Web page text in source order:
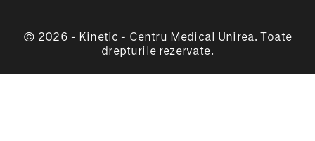
© 2026 - Kinetic - Centru Medical Unirea. Toate
drepturile rezervate.